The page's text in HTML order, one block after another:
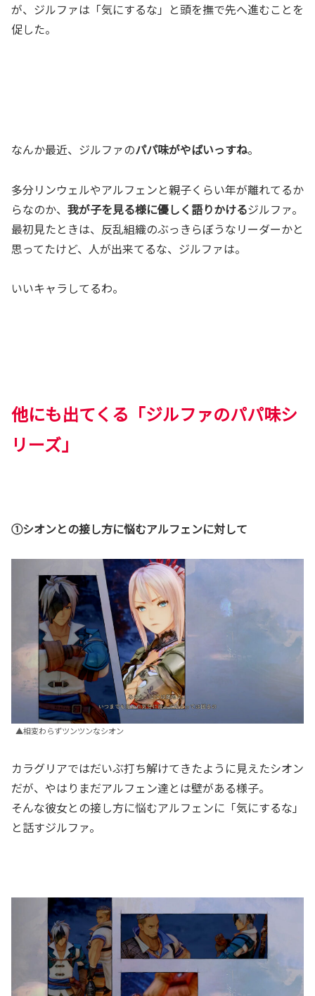
が、ジルファは「気にするな」と頭を撫で先へ進むことを
促した。
なんか最近、ジルファのパパ味がやばいっすね。
多分リンウェルやアルフェンと親子くらい年が離れてるか
らなのか、 我が子を見る様に優しく語りかけるジルファ。
最初見たときは、反乱組織のぶっきらぼうなリーダーかと
思ってたけど、人が出来てるな、ジルファは。
いいキャラしてるわ。
他にも出てくる「ジルファのパパ味シ
リーズ」
①シオンとの接し方に悩むアルフェンに対して
▲相変わらずツンツンなシオン
カラグリアではだいぶ打ち解けてきたように見えたシオン
だが、やはりまだアルフェン達とは壁がある様子。
そんな彼女との接し方に悩むアルフェンに「気にするな」
と話すジルファ。